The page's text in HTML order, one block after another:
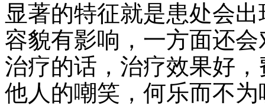
显著的特征就是患处会
容貌有影响，一方面还
治疗的话，治疗效果好
他人的嘲笑，何乐而不为